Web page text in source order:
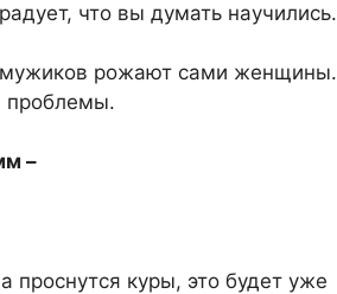
что вы думать научились.
рожают сами женщины.
проблемы.
–
куры, это будет уже